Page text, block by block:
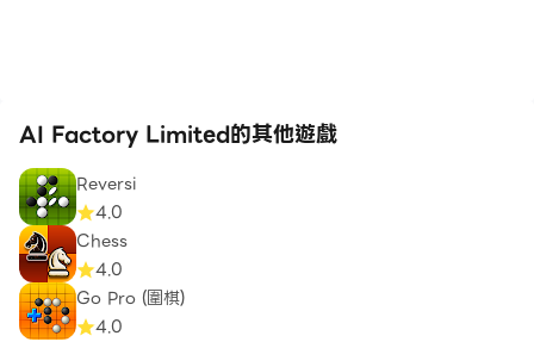
AI Factory Limited的其他遊戲
Reversi
4.0
Chess
4.0
Go Pro (圍棋)
4.0